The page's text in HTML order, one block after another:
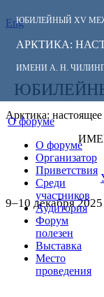
ЮБИЛЕЙНЫЙ XV
АРКТИКА:
ИМЕНИ А. Н.
Eng
Арктика:
9–10 декабря
О форуме
О форуме
Организатор
Приветствия
Среди
участников
Аудитория
Форум
полезен
Выставка
Место
проведения